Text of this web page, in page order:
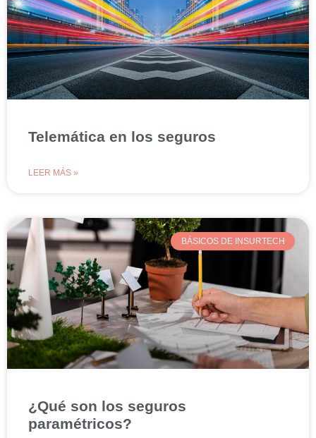
Telemática en los seguros
LEER MÁS »
BÁSICOS DE INSURTECH
¿Qué son los seguros
paramétricos?